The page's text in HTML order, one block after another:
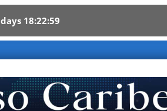
days 18 22 58